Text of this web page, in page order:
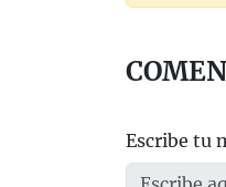
Escribe tu